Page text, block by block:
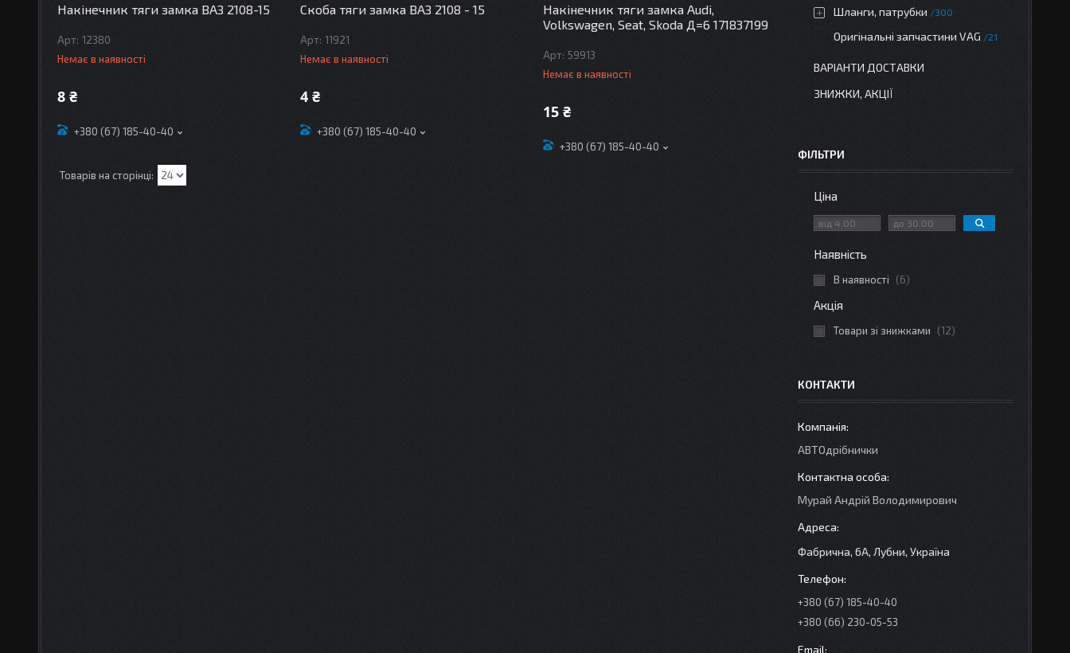
Накінечник тяги замка ВАЗ 2108-15
12380
Немає в наявності
8 ₴
+380 (67) 185-40-40
Скоба тяги замка ВАЗ 2108 - 15
11921
Немає в наявності
4 ₴
+380 (67) 185-40-40
Накінечник тяги замка Audi,
Volkswagen, Seat, Skoda Д=6 171837199
59913
Немає в наявності
15 ₴
+380 (67) 185-40-40
Шланги, патрубки 300
Оригінальні запчастини VAG 21
ВАРІАНТИ ДОСТАВКИ
ЗНИЖКИ, АКЦІЇ
ФІЛЬТРИ
Ціна
Наявність
В наявності 6
Акція
Товари зі знижками 12
КОНТАКТИ
АВТОдрібнички
Мурай Андрій Володимирович
Фабрична, 6А, Лубни, Україна
+380 (67) 185-40-40
+380 (66) 230-05-53